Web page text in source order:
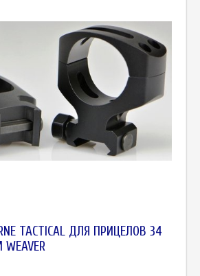
TACTICAL ДЛЯ ПРИЦЕЛОВ 34